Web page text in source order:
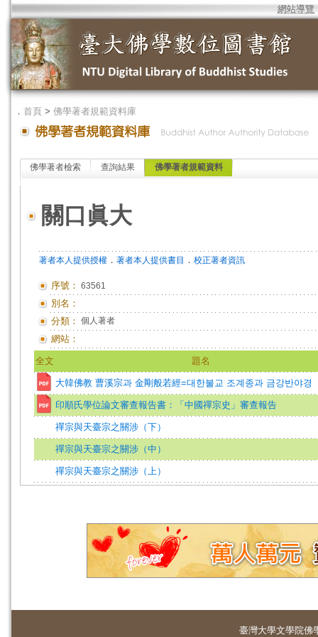
網站導覽
． 首頁 > 佛學著者規範資料庫
佛學著者檢索 查詢結果 佛學著者規範資料
關口眞大
著者本人提供授權 ． 著者本人提供書目 ． 校正著者資訊
序號： 63561
別名：
分類： 個人著者
網站：
全文 題名
大韓佛教 曹溪宗과 金剛般若經=대한불교 조계종과 금강반야경
印順氏學位論文審查報告書：「中國禪宗史」審查報告
禪宗與天臺宗之關涉（下）
禪宗與天臺宗之關涉（中）
禪宗與天臺宗之關涉（上）
臺灣大學文學院佛